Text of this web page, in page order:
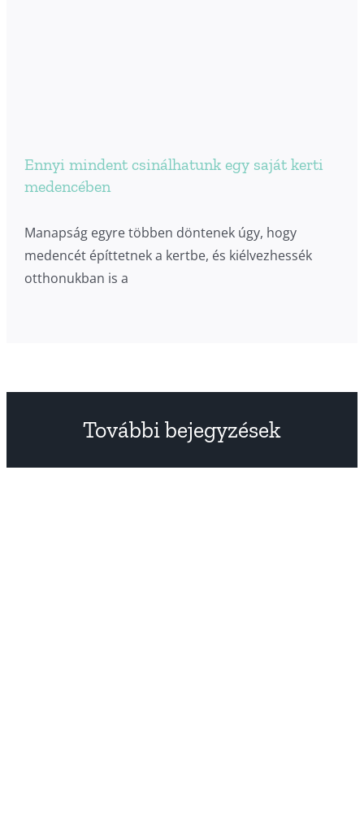
Ennyi mindent csinálhatunk egy saját kerti
medencében
Manapság egyre többen döntenek úgy, hogy
medencét építtetnek a kertbe, és kiélvezhessék
otthonukban is a
További bejegyzések